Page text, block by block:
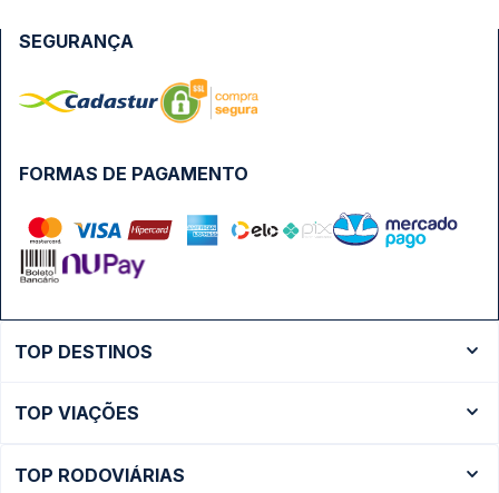
FORMAS DE PAGAMENTO
SEGURANÇA
TOP DESTINOS
Ônibus São Paulo
TOP VIAÇÕES
TOP RODOVIÁRIAS